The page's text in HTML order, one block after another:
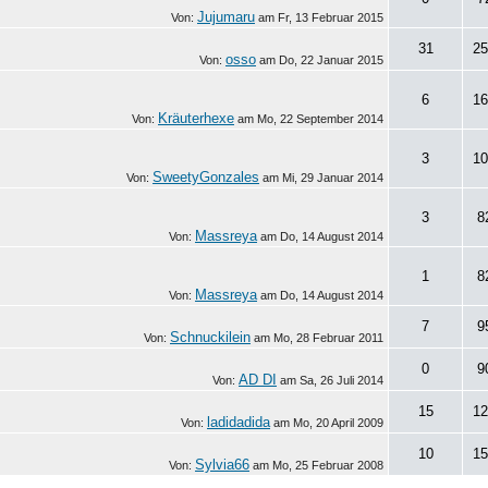
Von: Jujumaru am Fr, 13 Februar 2015
Von: osso am Do, 22 Januar 2015
31
Von: Kräuterhexe am Mo, 22 September 2014
6
Von: SweetyGonzales am Mi, 29 Januar 2014
3
Von: Massreya am Do, 14 August 2014
3
Von: Massreya am Do, 14 August 2014
1
Von: Schnuckilein am Mo, 28 Februar 2011
7
Von: AD DI am Sa, 26 Juli 2014
0
Von: ladidadida am Mo, 20 April 2009
15
Von: Sylvia66 am Mo, 25 Februar 2008
10